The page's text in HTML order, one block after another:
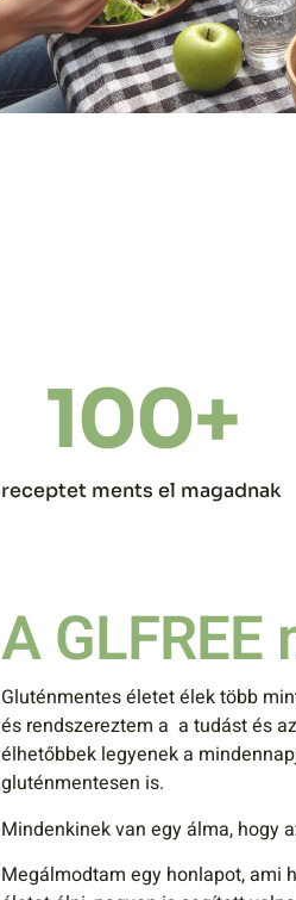
receptet ments el magadnak
100+
A
Gluténmentes életet élek több
és rendszereztem a a tudást és
élhetőbbek legyenek a
gluténmentesen is.
Mindenkinek van egy álma, hogy
Megálmodtam egy honlapot, ami